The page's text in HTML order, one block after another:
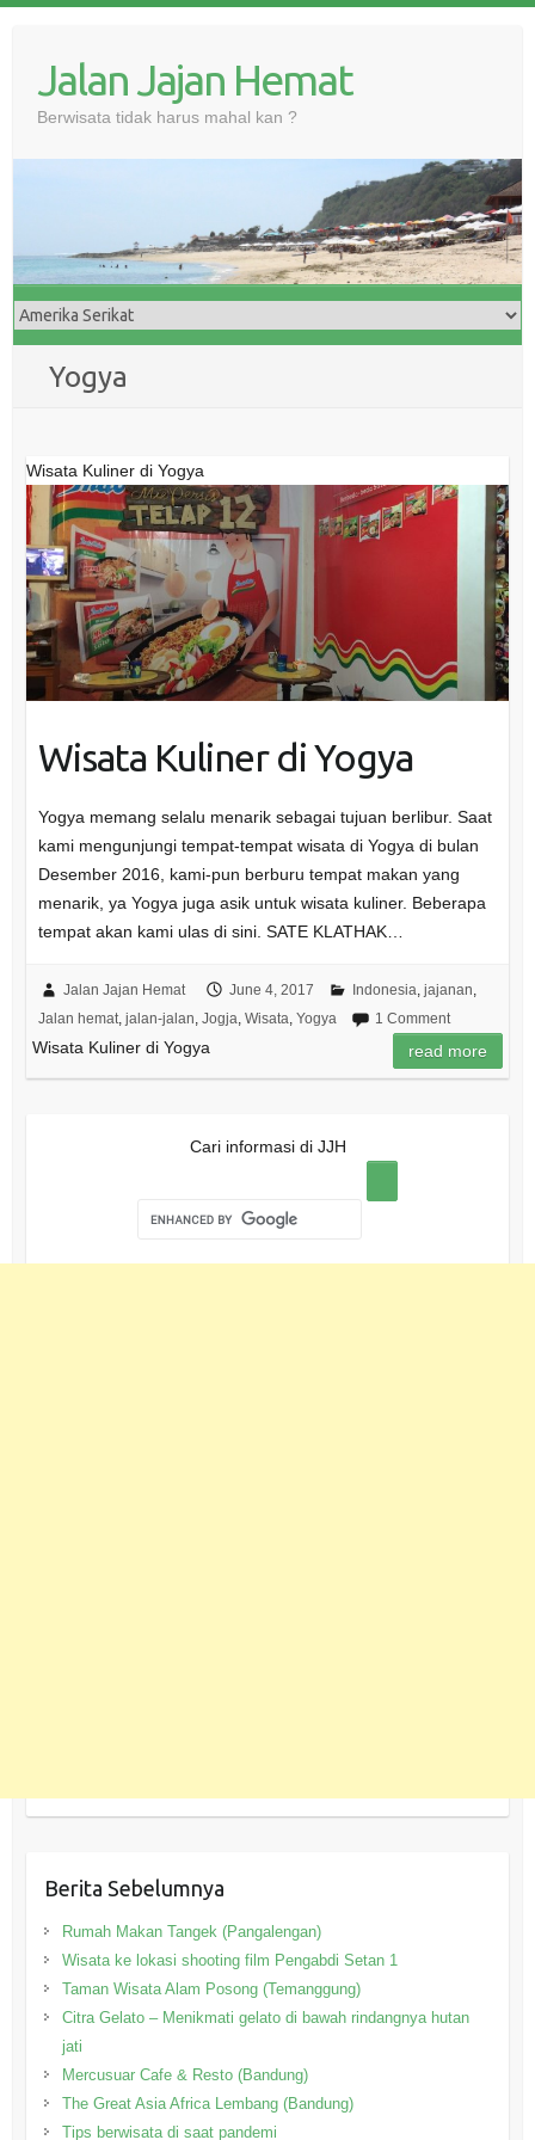
Jalan Jajan Hemat
Berwisata tidak harus mahal kan ?
Yogya
Wisata Kuliner di Yogya
Wisata Kuliner di Yogya
Yogya memang selalu menarik sebagai tujuan berlibur. Saat
kami mengunjungi tempat-tempat wisata di Yogya di bulan
Desember 2016, kami-pun berburu tempat makan yang
menarik, ya Yogya juga asik untuk wisata kuliner. Beberapa
tempat akan kami ulas di sini. SATE KLATHAK…
Jalan Jajan Hemat June 4, 2017 Indonesia jajanan
Jalan hemat, jalan-jalan Jogja Wisata Yogya 1 Comment
Wisata Kuliner di Yogya read more
Cari informasi di JJH
Berita Sebelumnya
Rumah Makan Tangek (Pangalengan)
Wisata ke lokasi shooting film Pengabdi Setan 1
Taman Wisata Alam Posong (Temanggung)
Citra Gelato – Menikmati gelato di bawah rindangnya hutan
jati
Mercusuar Cafe & Resto (Bandung)
The Great Asia Africa Lembang (Bandung)
Tips berwisata di saat pandemi